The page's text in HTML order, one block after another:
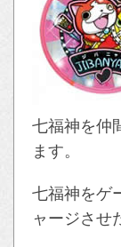
七福神を仲
ます。
七福神をゲ
ャージさせ